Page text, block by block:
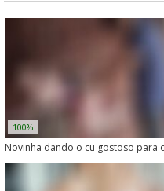
100%